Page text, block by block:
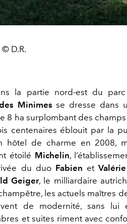
© D.R.
la partie nord-est du
Minimes se dresse dans
8 ha surplombant des
centenaires éblouit par la
hôtel de charme en 2008,
étoilé Michelin,
du duo Fabien et
Geiger, le milliardaire
les actuels maîtres
de modernité, sans lui
et suites riment avec